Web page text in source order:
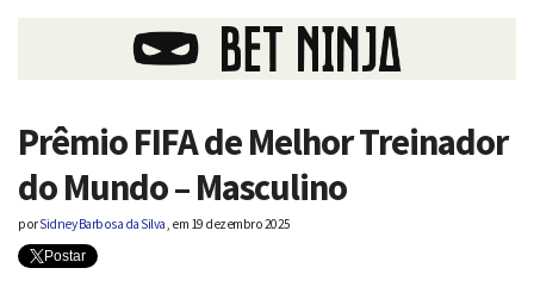
Prêmio FIFA de Melhor Treinador
do Mundo – Masculino
porSidney Barbosa da Silva em 19 dezembro 2025
Postar